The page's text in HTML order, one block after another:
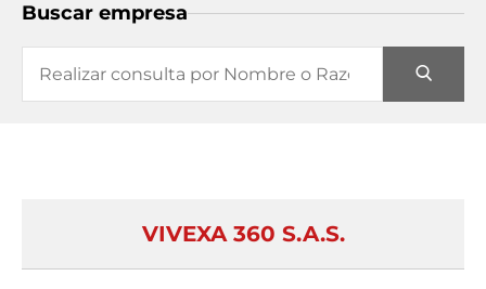
Buscar empresa
VIVEXA 360 S.A.S.